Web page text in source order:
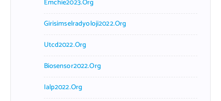
Emchie2023.org
Girisimselradyoloji2022.org
Utcd2022.org
Biosensor2022.org
Ialp2022.org